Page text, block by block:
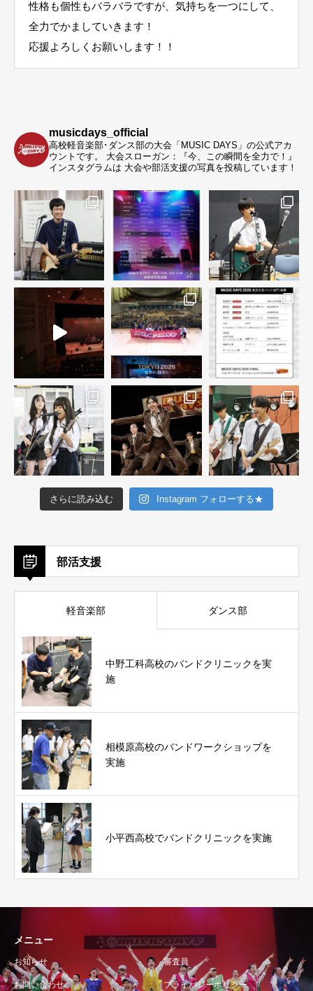
性格も個性もバラバラですが、気持ちを一つにして、
全力でかましていきます！
応援よろしくお願いします！！
musicdays_official
高校軽音楽部･ダンス部の大会「MUSIC DAYS」の公式アカ
ウントです。
大会スローガン：『今、この瞬間を全力で！』
インスタグラムは 大会や部活支援の写真を投稿しています！
さらに読み込む Instagram フォローする★
部活支援
軽音楽部 ダンス部
中野工科高校のバンドクリニックを実
施
相模原高校のバンドワークショップを
実施
小平西高校でバンドクリニックを実施
メニュー
お知らせ 審査員
お問い合わせ プライバシーポリシー